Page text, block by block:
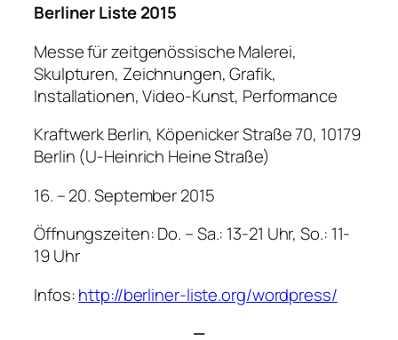
Berliner Liste 2015
Messe für zeitgenössische Malerei,
Skulpturen, Zeichnungen, Grafik,
Installationen, Video-Kunst, Performance
Kraftwerk Berlin, Köpenicker Straße 70, 10179
Berlin (U-Heinrich Heine Straße)
16. – 20. September 2015
Öffnungszeiten: Do. – Sa.: 13-21 Uhr, So.: 11-
19 Uhr
Infos:http://berliner-liste.org/wordpress/
—